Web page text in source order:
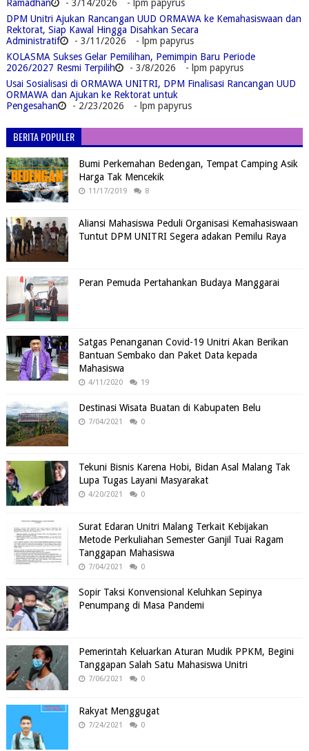
Ramadhan
- 3/14/2026
- lpm papyrus
DPM Unitri Ajukan Rancangan UUD ORMAWA ke Kemahasiswaan dan
Rektorat, Siap Kawal Hingga Disahkan Secara
Administratif
- 3/11/2026
- lpm papyrus
KOLASMA Sukses Gelar Pemilihan, Pemimpin Baru Periode
2026/2027 Resmi Terpilih
- 3/8/2026
- lpm papyrus
Usai Sosialisasi di ORMAWA UNITRI, DPM Finalisasi Rancangan UUD
ORMAWA dan Ajukan ke Rektorat untuk
Pengesahan
- 2/23/2026 - lpm papyrus
BERITA POPULER
Bumi Perkemahan Bedengan, Tempat Camping Asik
Harga Tak Mencekik
11/17/2019 8
Aliansi Mahasiswa Peduli Organisasi Kemahasiswaan
Tuntut DPM UNITRI Segera adakan Pemilu Raya
Peran Pemuda Pertahankan Budaya Manggarai
Satgas Penanganan Covid-19 Unitri Akan Berikan
Bantuan Sembako dan Paket Data kepada
Mahasiswa
4/11/2020 19
Destinasi Wisata Buatan di Kabupaten Belu
7/04/2021 0
Tekuni Bisnis Karena Hobi, Bidan Asal Malang Tak
Lupa Tugas Layani Masyarakat
4/20/2021 0
Surat Edaran Unitri Malang Terkait Kebijakan
Metode Perkuliahan Semester Ganjil Tuai Ragam
Tanggapan Mahasiswa
7/04/2021 0
Sopir Taksi Konvensional Keluhkan Sepinya
Penumpang di Masa Pandemi
Pemerintah Keluarkan Aturan Mudik PPKM, Begini
Tanggapan Salah Satu Mahasiswa Unitri
7/06/2021 0
Rakyat Menggugat
7/24/2021 0